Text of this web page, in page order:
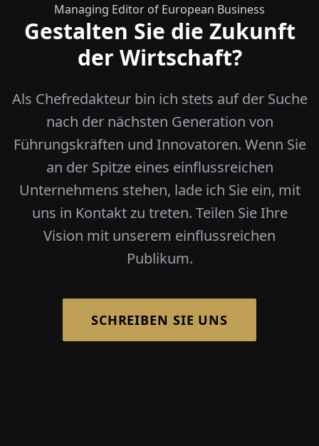
Managing Editor of European Business
Gestalten Sie die Zukunft
der Wirtschaft?
Als Chefredakteur bin ich stets auf der Suche
nach der nächsten Generation von
Führungskräften und Innovatoren. Wenn Sie
an der Spitze eines einflussreichen
Unternehmens stehen, lade ich Sie ein, mit
uns in Kontakt zu treten. Teilen Sie Ihre
Vision mit unserem einflussreichen
Publikum.
SCHREIBEN SIE UNS